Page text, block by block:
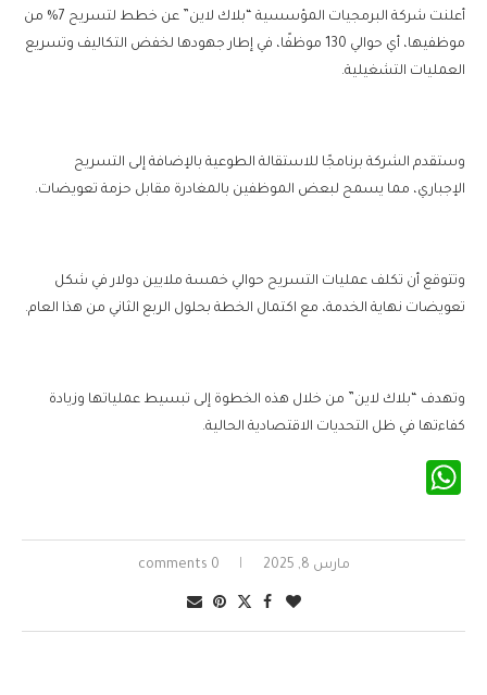
أعلنت شركة البرمجيات المؤسسية “بلاك لاين” عن خطط لتسريح 7% من
موظفيها، أي حوالي 130 موظفًا، في إطار جهودها لخفض التكاليف وتسريع
العمليات التشغيلية.
وستقدم الشركة برنامجًا للاستقالة الطوعية بالإضافة إلى التسريح
الإجباري، مما يسمح لبعض الموظفين بالمغادرة مقابل حزمة تعويضات.
وتتوقع أن تكلف عمليات التسريح حوالي خمسة ملايين دولار في شكل
تعويضات نهاية الخدمة، مع اكتمال الخطة بحلول الربع الثاني من هذا العام.
وتهدف “بلاك لاين” من خلال هذه الخطوة إلى تبسيط عملياتها وزيادة
كفاءتها في ظل التحديات الاقتصادية الحالية.
مارس 8, 2025 0 comments